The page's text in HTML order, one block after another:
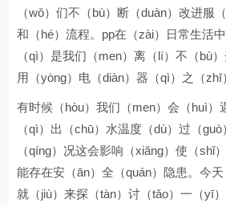
（wǒ）们不（bù）断（duàn）改进服
和（hé）流程。pp在（zài）日常生活
（qì）是我们（men）离（lí）不（bù
用（yòng）电（diàn）器（qì）之（zhī
有时候（hòu）我们（men）会（huì）
（qì）出（chū）水温度（dù）过（
（qíng）况这会影响（xiǎng）使（shǐ
能存在安（ān）全（quán）隐患。今天
就（jiù）来探（tàn）讨（tǎo）一（yī